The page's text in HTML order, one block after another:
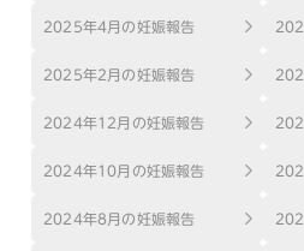
2025年4月の妊娠報告
2025年2月の妊娠報告
2024年12月の妊娠報告
2024年10月の妊娠報告
2024年8月の妊娠報告